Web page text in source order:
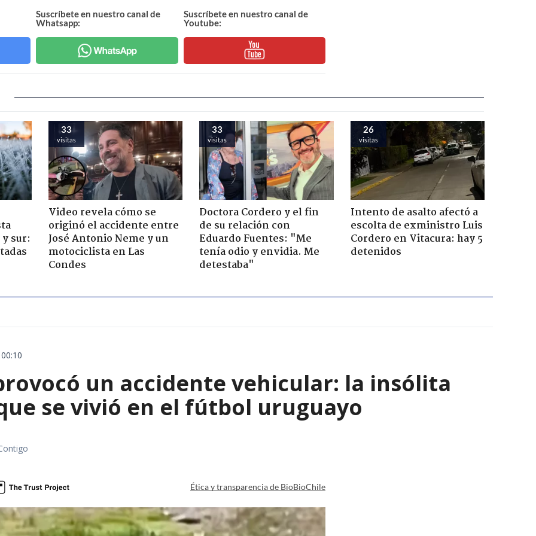
Suscríbete en nuestro canal de
Whatsapp:
Suscríbete en nuestro canal de
Youtube:
sur:
33
visitas
Video revela cómo se
originó el accidente entre
José Antonio Neme y un
motociclista en Las
Condes
33
visitas
Doctora Cordero y el fin
de su relación con
Eduardo Fuentes: "Me
tenía odio y envidia. Me
detestaba"
26
visitas
Intento de asalto afectó a
escolta de exministro Luis
Cordero en Vitacura: hay 5
detenidos
un accidente vehicular: la insólita
se vivió en el fútbol uruguayo
Ética y transparencia de BioBioChile